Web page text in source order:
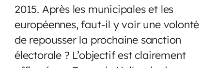
2015. Après les municipales et les
européennes, faut-il y voir une volonté
de repousser la prochaine sanction
électorale ? L’objectif est clairement